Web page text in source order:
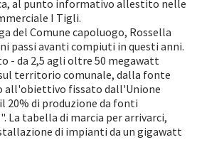
al punto informativo allestito nelle
I Tigli.
del Comune capoluogo, Rossella
passi avanti compiuti in questi anni.
- da 2,5 agli oltre 50 megawatt
territorio comunale, dalla fonte
all'obiettivo fissato dall'Unione
20% di produzione da fonti
La tabella di marcia per arrivarci,
di impianti da un gigawatt